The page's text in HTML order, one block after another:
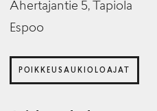
Ahertajantie 5, Tapiola
Espoo
POIKKEUSAUKIOLOAJAT